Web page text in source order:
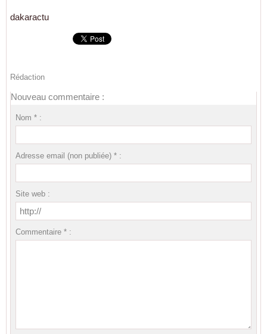
dakaractu
Rédaction
Nouveau commentaire :
Nom * :
Adresse email (non publiée) * :
Site web :
Commentaire * :